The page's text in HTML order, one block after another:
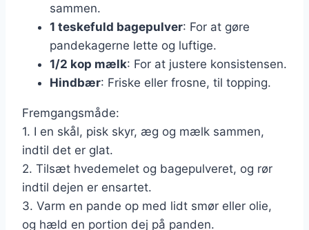
sammen.
1 teskefuld bagepulver: For at gøre
pandekagerne lette og luftige.
1/2 kop mælk: For at justere konsistensen.
Hindbær: Friske eller frosne, til topping.
Fremgangsmåde:
1. I en skål, pisk skyr, æg og mælk sammen,
indtil det er glat.
2. Tilsæt hvedemelet og bagepulveret, og rør
indtil dejen er ensartet.
3. Varm en pande op med lidt smør eller olie,
og hæld en portion dej på panden.